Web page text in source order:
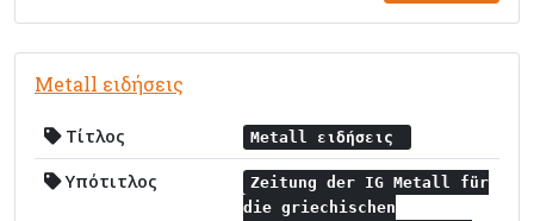
Metall ειδήσεις
Τίτλος Metall ειδήσεις
Υπότιτλος
Zeitung der IG Metall für
die griechischen